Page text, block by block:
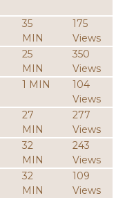
35
MIN
175
Views
25
MIN
350
Views
1 MIN
104
Views
27
MIN
277
Views
32
MIN
243
Views
32
MIN
109
Views